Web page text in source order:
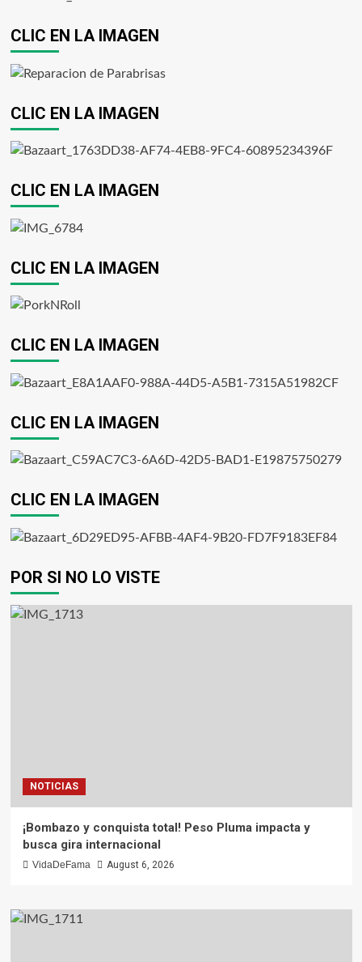
CLIC EN LA IMAGEN
CLIC EN LA IMAGEN
CLIC EN LA IMAGEN
CLIC EN LA IMAGEN
CLIC EN LA IMAGEN
CLIC EN LA IMAGEN
CLIC EN LA IMAGEN
POR SI NO LO VISTE
NOTICIAS
¡Bombazo y conquista total! Peso Pluma impacta y
busca gira internacional
VidaDeFama August 6, 2026